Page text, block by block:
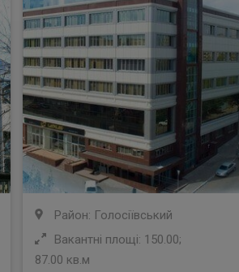
Район: Голосіївський
Вакантні площі: 150.00;
87.00 кв.м